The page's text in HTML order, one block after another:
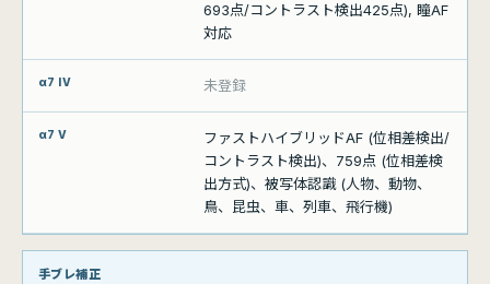
693点/コントラスト検出425点), 瞳AF
対応
未登録
ファストハイブリッドAF (位相差検出/
コントラスト検出)、759点 (位相差検
出方式)、被写体認識 (人物、動物、
鳥、昆虫、車、列車、飛行機)
手ブレ補正